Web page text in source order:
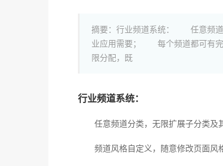
摘要：行业频道系统： 任意频道
业应用需要； 每个频道都可有完
限分配，既
行业频道系统：
任意频道分类，无限扩展子分类及其
频道风格自定义，随意修改页面风格